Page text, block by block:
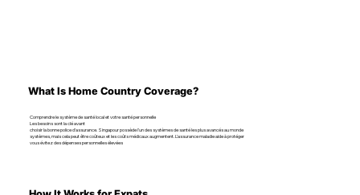
What Is Home Country Coverage?
Comprendre le système de santé local et votre santé personnelle
Les besoins sont la clé avant
choisir la bonne police d’assurance. Singapour possède l'un des systèmes de santé les plus avancés au monde
systèmes, mais cela peut être coûteux et les coûts médicaux augmentent. L’assurance maladie aide à protéger
vous évitez des dépenses personnelles élevées